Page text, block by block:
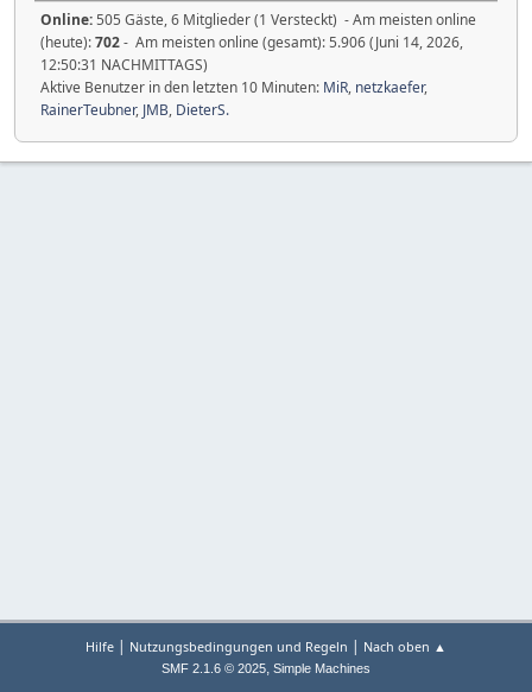
Online:505 Gäste, 6 Mitglieder (1 Versteckt) - Am meisten online
(heute):702- Am meisten online (gesamt): 5.906 (Juni 14, 2026,
12:50:31 NACHMITTAGS)
Aktive Benutzer in den letzten 10 Minuten: MiR, netzkaefer,
RainerTeubner, JMB, DieterS.
Hilfe | Nutzungsbedingungen und Regeln | Nach oben ▲
SMF 2.1.6 © 2025, Simple Machines